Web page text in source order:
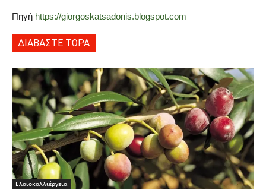
Πηγή https://giorgoskatsadonis.blogspot.com
ΔΙΑΒΑΣΤΕ ΤΩΡΑ
Ελαιοκαλλιέργεια